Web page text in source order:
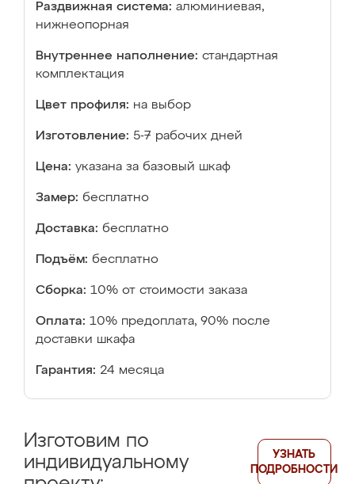
Раздвижная система: алюминиевая,
нижнеопорная
Внутреннее наполнение: стандартная
комплектация
Цвет профиля: на выбор
Изготовление: 5-7 рабочих дней
Цена: указана за базовый шкаф
Замер: бесплатно
Доставка: бесплатно
Подъём: бесплатно
Сборка: 10% от стоимости заказа
Оплата: 10% предоплата, 90% после
доставки шкафа
Гарантия: 24 месяца
Изготовим по
индивидуальному
УЗНАТЬ
ПОДРОБНОСТИ